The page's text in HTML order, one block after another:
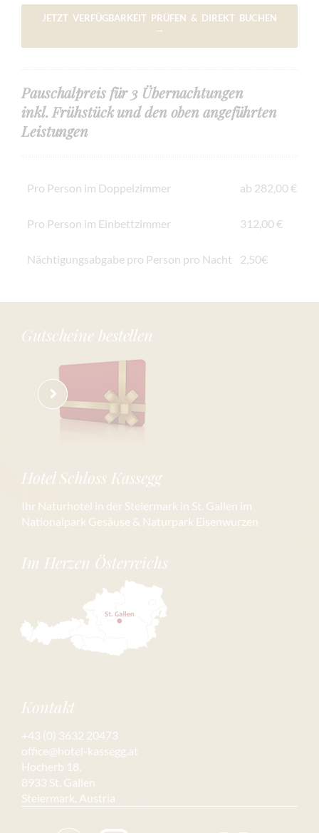
JETZT VERFÜGBARKEIT PRÜFEN & DIREKT BUCHEN
→
Pauschalpreis für 3 Übernachtungen
inkl. Frühstück und den oben angeführten
Leistungen
Pro Person im Doppelzimmer ab 282,00 €
Pro Person im Einbettzimmer 312,00 €
Nächtigungsabgabe pro Person pro Nacht 2,50€
Gutscheine bestellen
Hotel Schloss Kassegg
Ihr Naturhotel in der Steiermark in St. Gallen im
Nationalpark Gesäuse & Naturpark Eisenwurzen
Im Herzen Österreichs
Kontakt
+43 (0) 3632 20473
office@hotel-kassegg.at
Hocherb 18,
8933 St. Gallen
Steiermark, Austria